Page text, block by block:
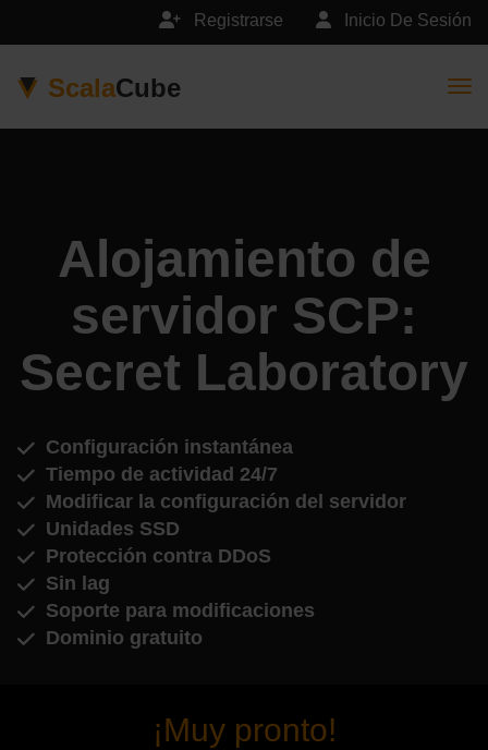
Inicio De Sesión
Registrarse
ScalaCube
Alojamiento de
servidor SCP:
Secret Laboratory
Configuración instantánea
Tiempo de actividad 24/7
Modificar la configuración del servidor
Unidades SSD
Protección contra DDoS
Sin lag
Soporte para modificaciones
Dominio gratuito
¡Muy pronto!